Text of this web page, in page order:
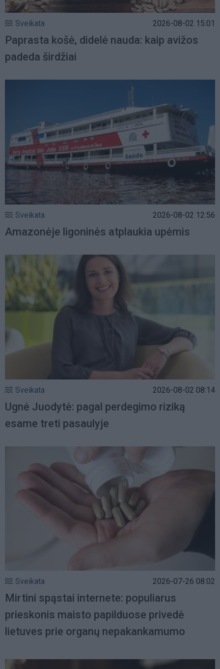
Sveikata 2026-08-02 15:01
Paprasta košė, didelė nauda: kaip avižos
padeda širdžiai
Sveikata 2026-08-02 12:56
Amazonėje ligoninės atplaukia upėmis
Sveikata 2026-08-02 08:14
Ugnė Juodytė: pagal perdegimo riziką
esame treti pasaulyje
Sveikata 2026-07-26 08:02
Mirtini spąstai internete: populiarus
prieskonis maisto papilduose privedė
lietuves prie organų nepakankamumo